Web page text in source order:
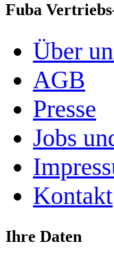
Fuba
Über
AGB
Presse
Jobs
Kontakt
Ihre Daten